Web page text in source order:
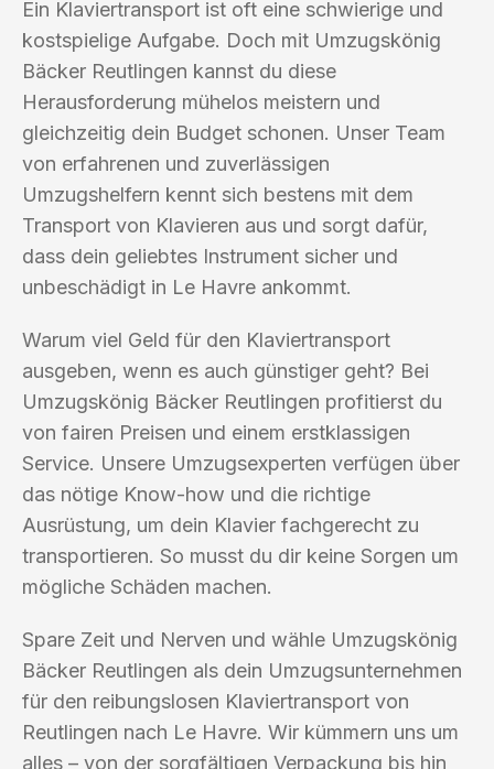
Ein Klaviertransport ist oft eine schwierige und
kostspielige Aufgabe. Doch mit Umzugskönig
Bäcker Reutlingen kannst du diese
Herausforderung mühelos meistern und
gleichzeitig dein Budget schonen. Unser Team
von erfahrenen und zuverlässigen
Umzugshelfern kennt sich bestens mit dem
Transport von Klavieren aus und sorgt dafür,
dass dein geliebtes Instrument sicher und
unbeschädigt in Le Havre ankommt.
Warum viel Geld für den Klaviertransport
ausgeben, wenn es auch günstiger geht? Bei
Umzugskönig Bäcker Reutlingen profitierst du
von fairen Preisen und einem erstklassigen
Service. Unsere Umzugsexperten verfügen über
das nötige Know-how und die richtige
Ausrüstung, um dein Klavier fachgerecht zu
transportieren. So musst du dir keine Sorgen um
mögliche Schäden machen.
Spare Zeit und Nerven und wähle Umzugskönig
Bäcker Reutlingen als dein Umzugsunternehmen
für den reibungslosen Klaviertransport von
Reutlingen nach Le Havre. Wir kümmern uns um
alles – von der sorgfältigen Verpackung bis hin